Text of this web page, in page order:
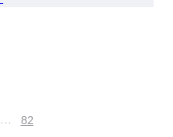
… 82